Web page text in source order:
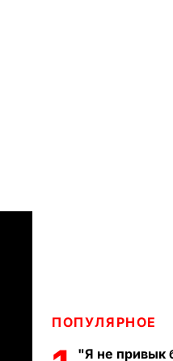
ПОПУЛЯРНОЕ
"Я не привык